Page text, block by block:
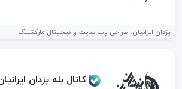
یزدان ایرانیان، طراحی وب سایت و دیجیتال مارکتینگ
کانال بله یزدان